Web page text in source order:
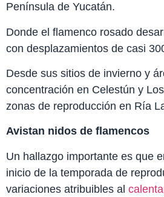
Península de Yucatán.
Donde el flamenco rosado
con desplazamientos de casi
Desde sus sitios de invierno y
concentración en Celestún y
zonas de reproducción en Ría
Avistan nidos de flamencos
Un hallazgo importante es que
inicio de la temporada de
variaciones atribuibles al